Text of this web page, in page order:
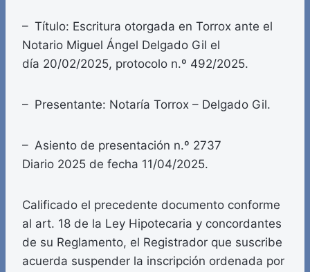
– Título: Escritura otorgada en Torrox ante el
Notario Miguel Ángel Delgado Gil el
día 20/02/2025, protocolo n.º 492/2025.
– Presentante: Notaría Torrox – Delgado Gil.
– Asiento de presentación n.º 2737
Diario 2025 de fecha 11/04/2025.
Calificado el precedente documento conforme
al art. 18 de la Ley Hipotecaria y concordantes
de su Reglamento, el Registrador que suscribe
acuerda suspender la inscripción ordenada por